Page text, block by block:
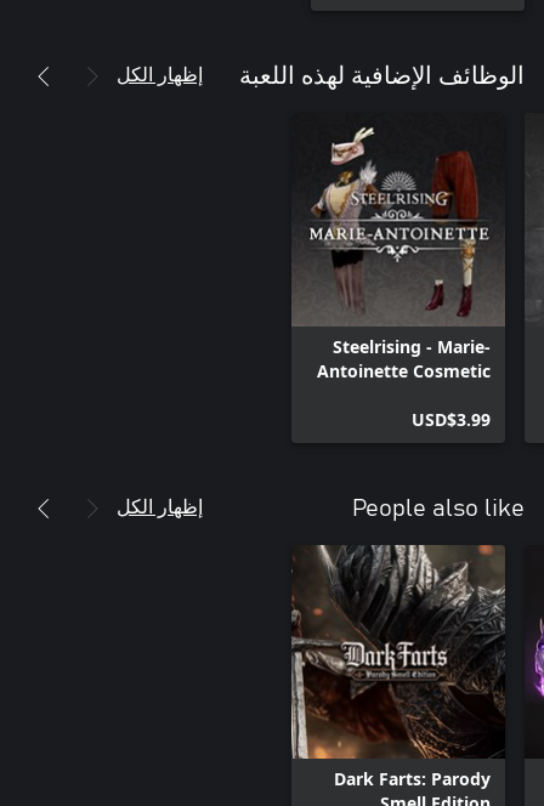
الوظائف الإضافية لهذه اللعبة إظهار الكل
Steelrising - Marie-
Antoinette Cosmetic
USD$3.99
People also like إظهار الكل
Dark Farts: Parody